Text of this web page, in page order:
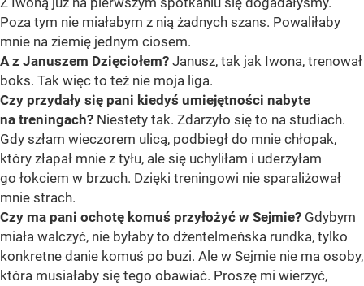
Poza tym nie miałabym z nią żadnych szans. Powaliłaby
mnie na ziemię jednym ciosem.
A z Januszem Dzięciołem? Janusz, tak jak Iwona, trenował
boks. Tak więc to też nie moja liga.
Czy przydały się pani kiedyś umiejętności nabyte
na treningach? Niestety tak. Zdarzyło się to na studiach.
Gdy szłam wieczorem ulicą, podbiegł do mnie chłopak,
który złapał mnie z tyłu, ale się uchyliłam i uderzyłam
go łokciem w brzuch. Dzięki treningowi nie sparaliżował
mnie strach.
Czy ma pani ochotę komuś przyłożyć w Sejmie? Gdybym
miała walczyć, nie byłaby to dżentelmeńska rundka, tylko
konkretne danie komuś po buzi. Ale w Sejmie nie ma osoby,
która musiałaby się tego obawiać. Proszę mi wierzyć,